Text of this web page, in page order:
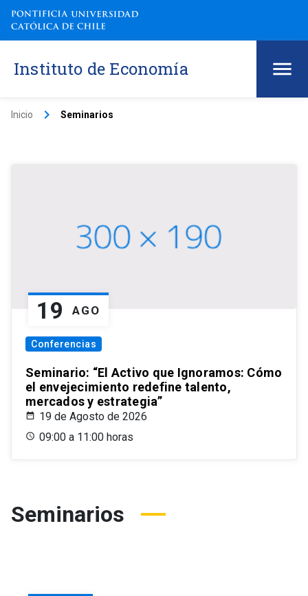
Instituto de Economía
Inicio keyboard_arrow_right Seminarios
19 AGO
Conferencias
Seminario: “El Activo que Ignoramos: Cómo
el envejecimiento redefine talento,
mercados y estrategia”
19 de Agosto de 2026
09:00 a 11:00 horas
Seminarios